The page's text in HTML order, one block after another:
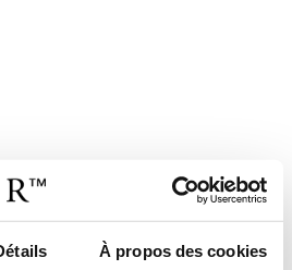
À propos des cookies